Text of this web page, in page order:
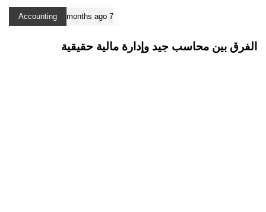
7 months ago
Accounting
الفرق بين محاسب جيد وإدارة مالية حقيقية